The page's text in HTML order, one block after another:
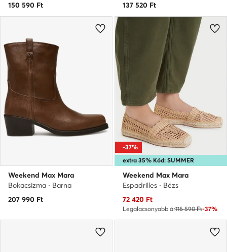
150 590 Ft
137 520 Ft
Weekend Max Mara
Bokacsizma · Barna
207 990 Ft
extra 35% Kód: SUMMER
-37%
Weekend Max Mara
Espadrilles · Bézs
Aktuális ár
72 420 Ft
Legalacsonyabb ár116 590 Ft-37%